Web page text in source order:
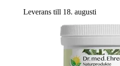
Leverans till 18. augusti